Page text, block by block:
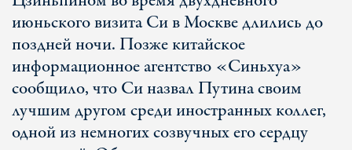
июньского визита Си в Москве длились до
поздней ночи. Позже китайское
информационное агентство «Синьхуа»
сообщило, что Си назвал Путина своим
лучшим другом среди иностранных коллег,
одной из немногих созвучных его сердцу